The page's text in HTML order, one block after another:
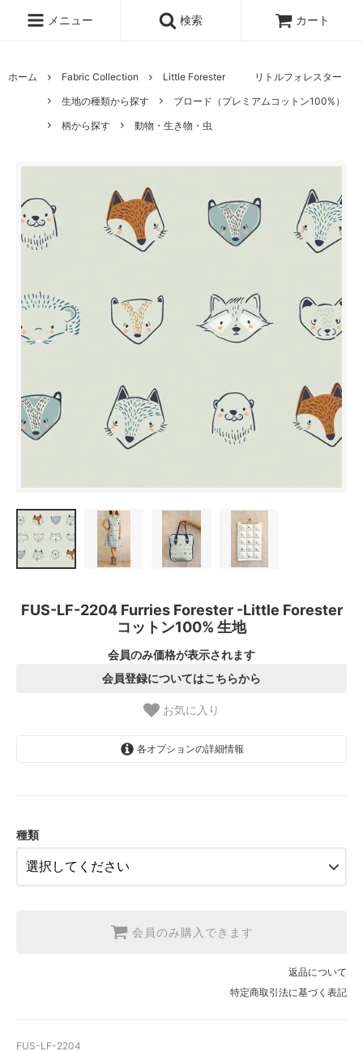
メニュー 検索 カート
ホーム Fabric Collection
Little Forester リトルフォレスター
生地の種類から探す
ブロード（プレミアムコットン100%）
柄から探す
動物・生き物・虫
FUS-LF-2204 Furries Forester -Little Forester
コットン100% 生地
会員のみ価格が表示されます
会員登録についてはこちらから
お気に入り
各オプションの詳細情報
【2026/9/20〆10月発送予定分】
種類
会員のみ購入できます
返品について
特定商取引法に基づく表記
FUS-LF-2204